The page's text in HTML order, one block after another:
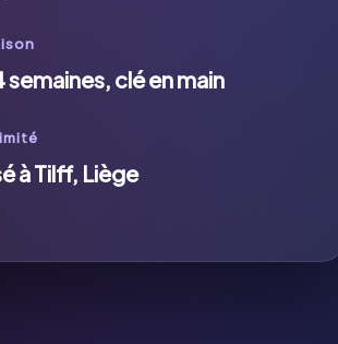
clé en main
à Tilff, Liège